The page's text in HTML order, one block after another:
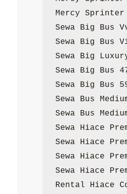
Mercy
Sewa Big Bus
Sewa Big Bus
Sewa Big
Sewa Big Bus
Sewa Big Bus
Sewa Bus
Sewa Bus
Sewa Hiace
Sewa Hiace
Sewa Hiace
Sewa Hiace
Rental Hiace